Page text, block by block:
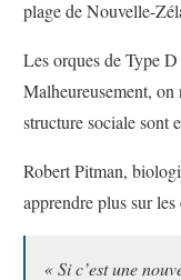
plage de Nouvelle-
Les orques de Type
Malheureusement, on
structure sociale sont
Robert Pitman,
apprendre plus sur
« Si c’est une